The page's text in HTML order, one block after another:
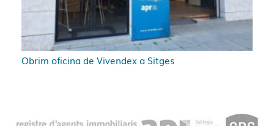
Obrim oficina de Vivendex a Sitges